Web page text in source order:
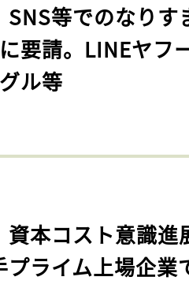
SNS等でのなりす
要請。LINEヤフ
ル等
資本コスト意識進
プライム上場企業